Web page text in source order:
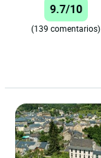
9.7/10
(139 comentarios)